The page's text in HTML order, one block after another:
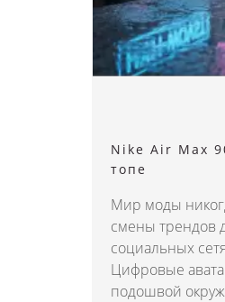
Nike Air Max
топе
Мир моды
смены трендов
социальных
Цифровые
подошвой